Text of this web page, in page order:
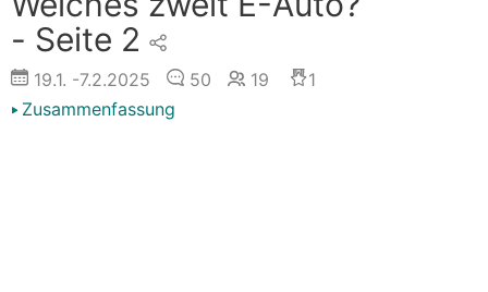
- Seite 2
19.1. -7.2.2025 50 19
1
Zusammenfassung